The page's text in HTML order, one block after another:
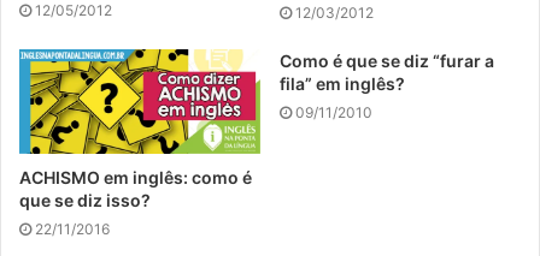
12/05/2012 12/03/2012
ACHISMO em inglês: como é
que se diz isso?
22/11/2016
Como é que se diz “furar a
fila” em inglês?
09/11/2010